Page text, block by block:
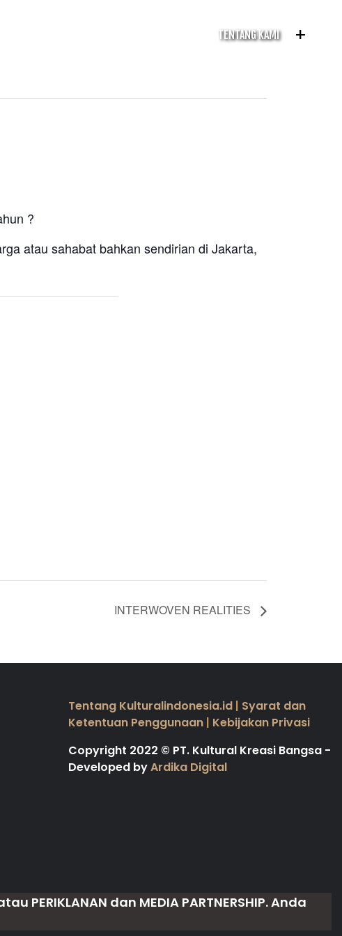
TENTANG KAMI +
?
atau sahabat bahkan sendirian di Jakarta,
INTERWOVEN REALITIES
Tentang Kulturalindonesia.id | Syarat dan
Ketentuan Penggunaan | Kebijakan Privasi
Copyright 2022 © PT. Kultural Kreasi Bangsa -
Developed byArdika Digital
PERIKLANAN dan MEDIA PARTNERSHIP. Anda